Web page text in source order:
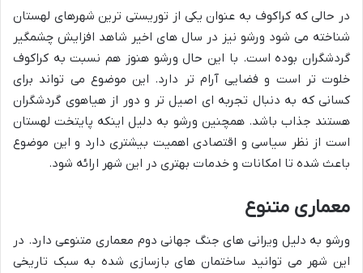
در حالی که کراکوف به عنوان یکی از توریستی ترین شهرهای لهستان
شناخته می شود ورشو نیز در سال های اخیر شاهد افزایش چشمگیر
گردشگران بوده است. با این حال ورشو هنوز هم نسبت به کراکوف
خلوت تر است و فضایی آرام تر دارد. این موضوع می تواند برای
کسانی که به دنبال تجربه ای اصیل تر و دور از هیاهوی گردشگران
هستند جذاب باشد. همچنین ورشو به دلیل اینکه پایتخت لهستان
است از نظر سیاسی و اقتصادی اهمیت بیشتری دارد و این موضوع
باعث شده تا امکانات و خدمات بهتری در این شهر ارائه شود.
معماری متنوع
ورشو به دلیل ویرانی های جنگ جهانی دوم معماری متنوعی دارد. در
این شهر می توانید ساختمان های بازسازی شده به سبک تاریخی